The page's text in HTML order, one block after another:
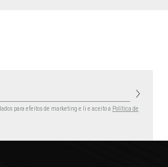
para efeitos de marketing e li e aceito a Política de